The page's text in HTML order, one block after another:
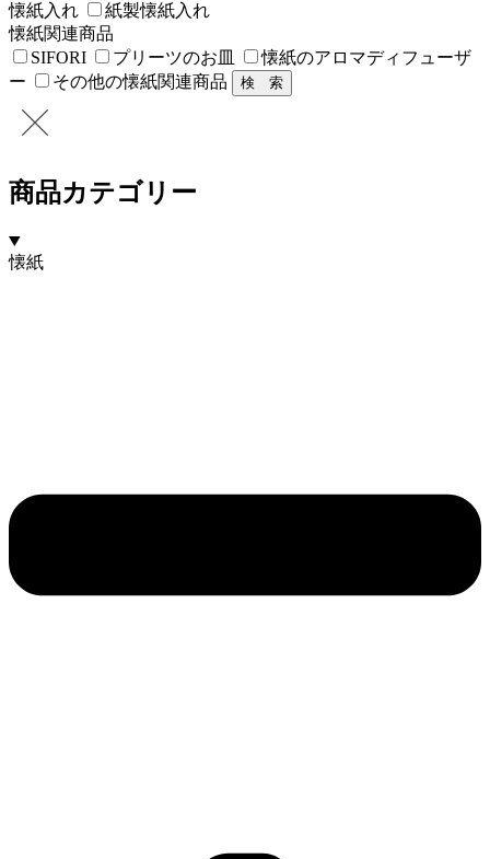
懐紙入れ
紙製懐紙入れ
懐紙関連商品
SIFORI
プリーツのお皿
懐紙のアロマディフューザ
ー
その他の懐紙関連商品
商品カテゴリー
懐紙